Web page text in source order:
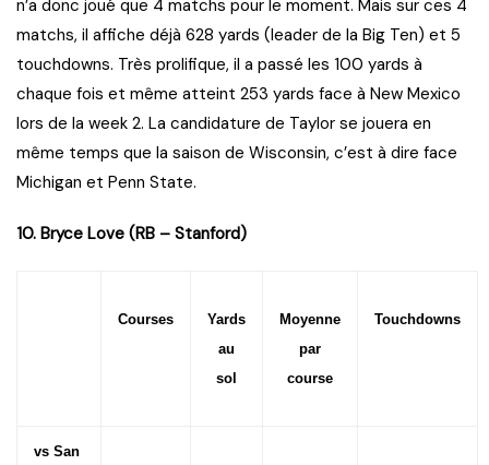
n’a donc joué que 4 matchs pour le moment. Mais sur ces 4
matchs, il affiche déjà 628 yards (leader de la Big Ten) et 5
touchdowns. Très prolifique, il a passé les 100 yards à
chaque fois et même atteint 253 yards face à New Mexico
lors de la week 2. La candidature de Taylor se jouera en
même temps que la saison de Wisconsin, c’est à dire face
Michigan et Penn State.
10. Bryce Love (RB – Stanford)
Courses
Yards
au
sol
Moyenne
par
course
Touchdowns
vs San